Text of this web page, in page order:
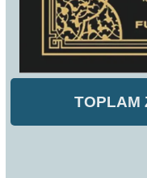
TOPLAM